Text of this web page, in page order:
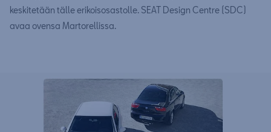
keskitetään tälle erikoisosastolle. SEAT Design Centre (SDC)
avaa ovensa Martorellissa.